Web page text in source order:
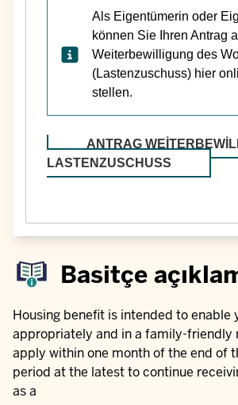
Als Eigentümerin oder
können Sie Ihren Antrag
Weiterbewilligung des
(Lastenzuschuss) hier
stellen.
ANTRAG
LASTENZUSCHUSS
Basitçe
Housing benefit is intended to enable
appropriately and in a family-friendly
apply within one month of the end of
period at the latest to continue
as a